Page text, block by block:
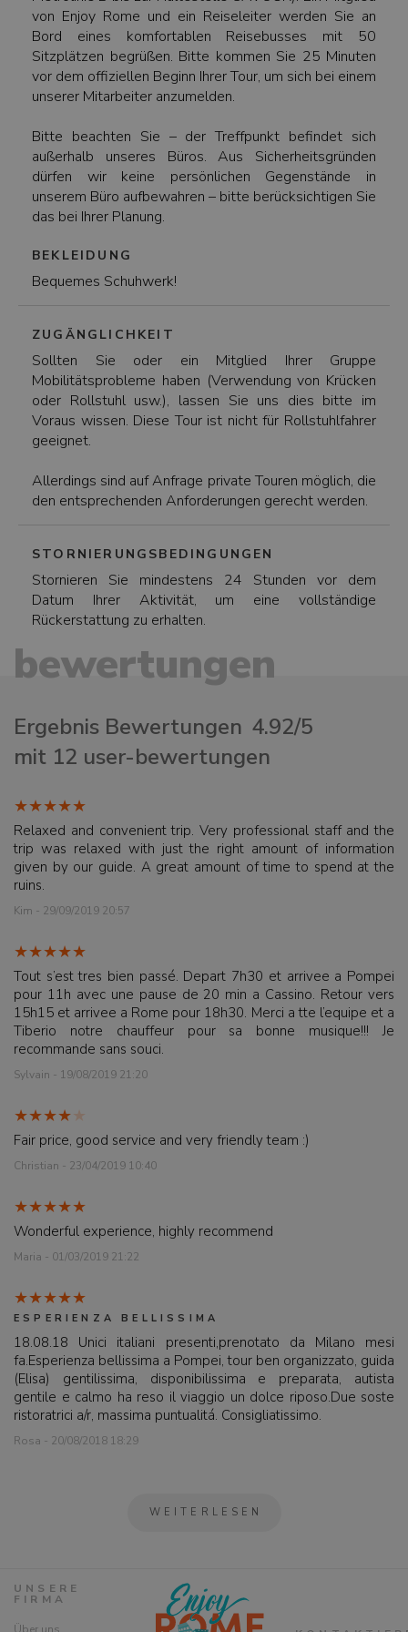
von Enjoy Rome und ein Reiseleiter werden Sie an
Bord eines komfortablen Reisebusses mit 50
Sitzplätzen begrüßen. Bitte kommen Sie 25 Minuten
vor dem offiziellen Beginn Ihrer Tour, um sich bei einem
unserer Mitarbeiter anzumelden.
Bitte beachten Sie – der Treffpunkt befindet sich
außerhalb unseres Büros. Aus Sicherheitsgründen
dürfen wir keine persönlichen Gegenstände in
unserem Büro aufbewahren – bitte berücksichtigen Sie
das bei Ihrer Planung.
BEKLEIDUNG
Bequemes Schuhwerk!
ZUGÄNGLICHKEIT
Sollten Sie oder ein Mitglied Ihrer Gruppe
Mobilitätsprobleme haben (Verwendung von Krücken
oder Rollstuhl usw.), lassen Sie uns dies bitte im
Voraus wissen. Diese Tour ist nicht für Rollstuhlfahrer
geeignet.
Allerdings sind auf Anfrage private Touren möglich, die
den entsprechenden Anforderungen gerecht werden.
STORNIERUNGSBEDINGUNGEN
Stornieren Sie mindestens 24 Stunden vor dem
Datum Ihrer Aktivität, um eine vollständige
Rückerstattung zu erhalten.
bewertungen
Ergebnis Bewertungen 4.92/5
mit 12 user-bewertungen
Relaxed and convenient trip. Very professional staff and the
trip was relaxed with just the right amount of information
given by our guide. A great amount of time to spend at the
ruins.
Kim - 29/09/2019 20:57
Tout s’est tres bien passé. Depart 7h30 et arrivee a Pompei
pour 11h avec une pause de 20 min a Cassino. Retour vers
15h15 et arrivee a Rome pour 18h30. Merci a tte l’equipe et a
Tiberio notre chauffeur pour sa bonne musique!!! Je
recommande sans souci.
Sylvain - 19/08/2019 21:20
Fair price, good service and very friendly team :)
Christian - 23/04/2019 10:40
Wonderful experience, highly recommend
Maria - 01/03/2019 21:22
ESPERIENZA BELLISSIMA
18.08.18 Unici italiani presenti,prenotato da Milano mesi
fa.Esperienza bellissima a Pompei, tour ben organizzato, guida
(Elisa) gentilissima, disponibilissima e preparata, autista
gentile e calmo ha reso il viaggio un dolce riposo.Due soste
ristoratrici a/r, massima puntualitá. Consigliatissimo.
Rosa - 20/08/2018 18:29
WEITERLESEN
UNSERE
FIRMA